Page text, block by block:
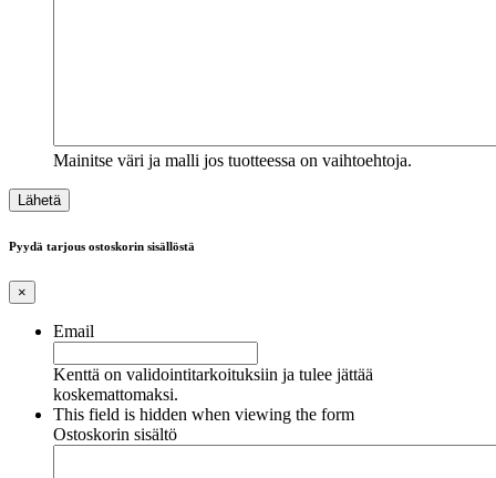
Mainitse väri ja malli jos tuotteessa on vaihtoehtoja.
Pyydä tarjous ostoskorin sisällöstä
×
Email
Kenttä on validointitarkoituksiin ja tulee jättää
koskemattomaksi.
This field is hidden when viewing the form
Ostoskorin sisältö